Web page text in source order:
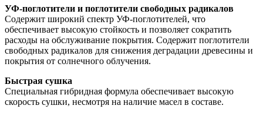
УФ-поглотители и поглотители свободных радикалов
Содержит широкий спектр УФ-поглотителей, что
обеспечивает высокую стойкость и позволяет сократить
расходы на обслуживание покрытия. Содержит поглотители
свободных радикалов для снижения деградации древесины и
покрытия от солнечного облучения.
Быстрая сушка
Специальная гибридная формула обеспечивает высокую
скорость сушки, несмотря на наличие масел в составе.